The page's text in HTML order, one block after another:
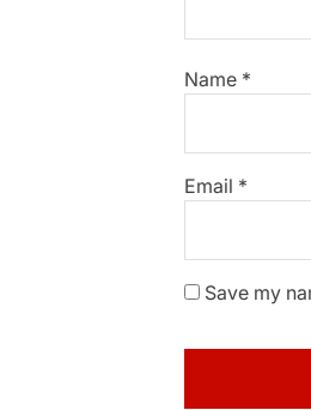
Name *
Email *
Save my